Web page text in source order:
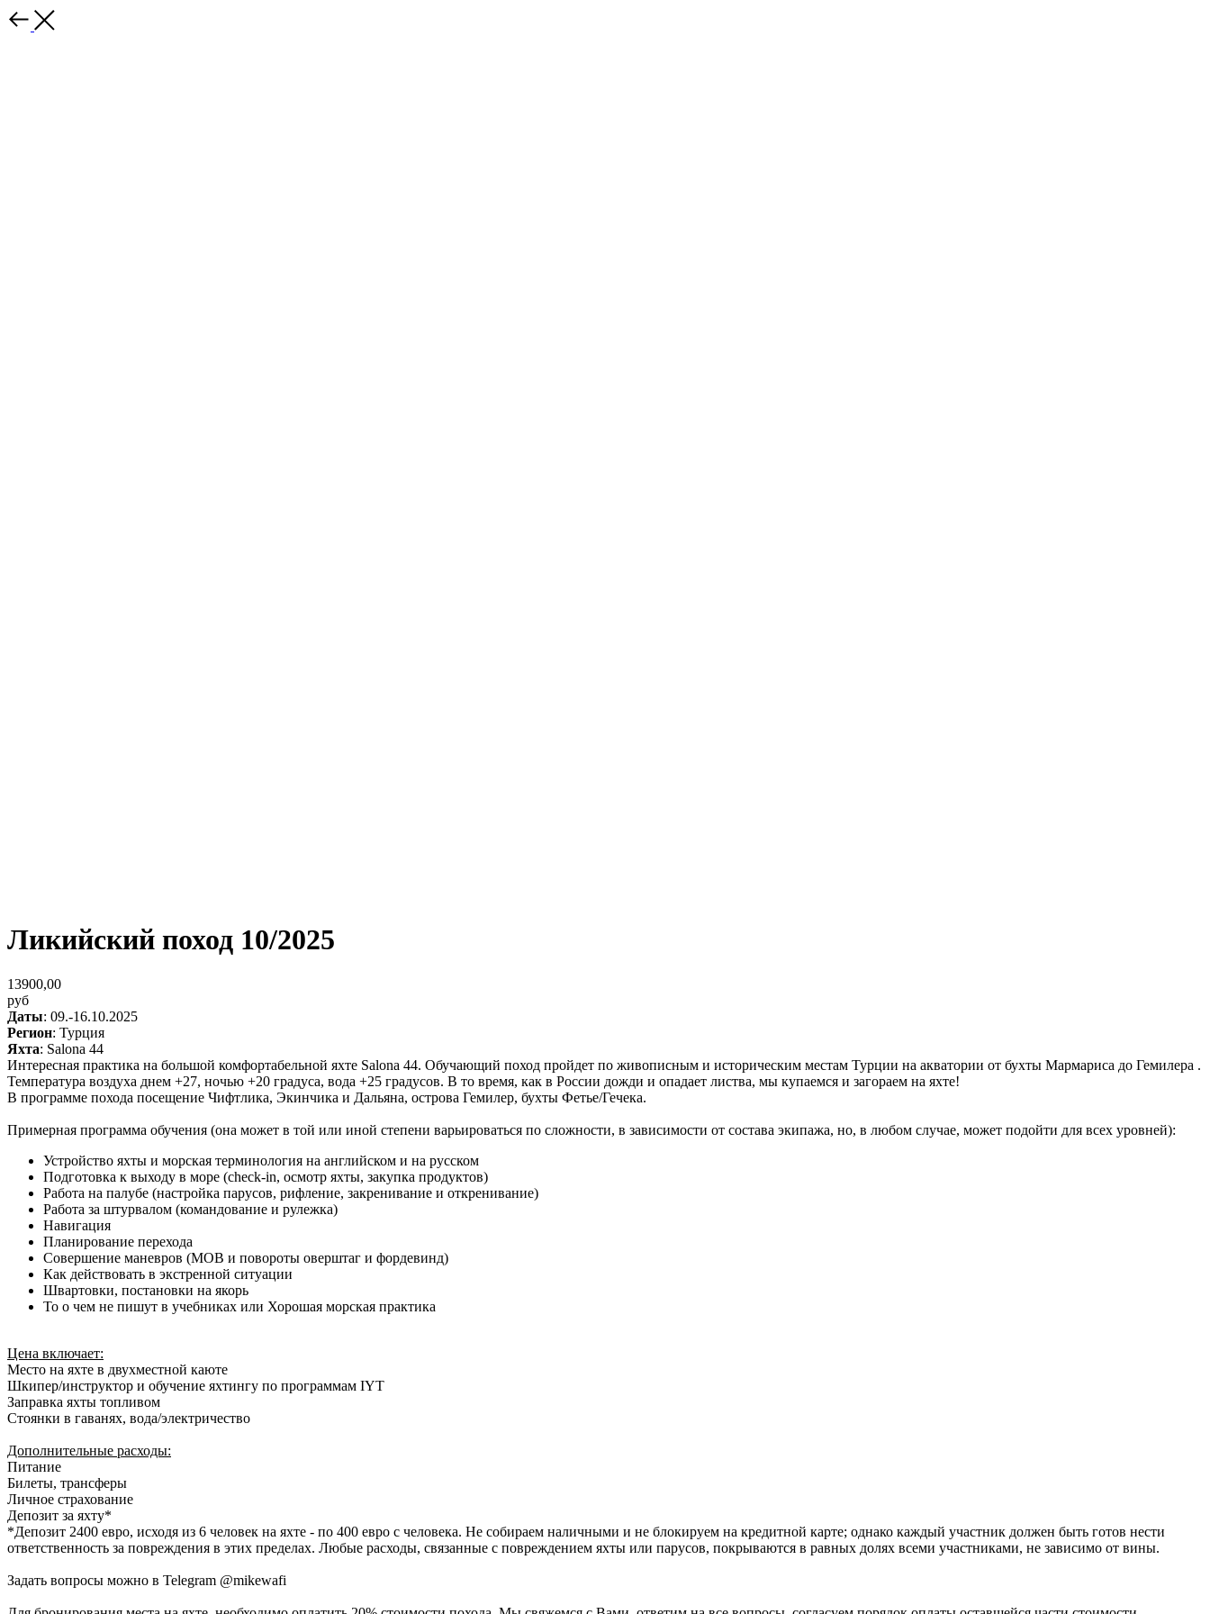
Ликийский поход 10/2025
13900,00
руб
Даты: 09.-16.10.2025
Регион: Турция
Яхта: Salona 44
Интересная практика на большой комфортабельной яхте Salona 44. Обучающий поход пройдет по живописным и историческим местам Турции на акватории от бухты Мармариса до Гемилера .
Температура воздуха днем +27, ночью +20 градуса, вода +25 градусов. В то время, как в России дожди и опадает листва, мы купаемся и загораем на яхте!
В программе похода посещение Чифтлика, Экинчика и Дальяна, острова Гемилер, бухты Фетье/Гечека.
Примерная программа обучения (она может в той или иной степени варьироваться по сложности, в зависимости от состава экипажа, но, в любом случае, может подойти для всех уровней):
Устройство яхты и морская терминология на английском и на русском
Подготовка к выходу в море (check-in, осмотр яхты, закупка продуктов)
Работа на палубе (настройка парусов, рифление, закренивание и откренивание)
Работа за штурвалом (командование и рулежка)
Навигация
Планирование перехода
Совершение маневров (MOB и повороты оверштаг и фордевинд)
Как действовать в экстренной ситуации
Швартовки, постановки на якорь
То о чем не пишут в учебниках или Хорошая морская практика
Цена включает:
Место на яхте в двухместной каюте
Шкипер/инструктор и обучение яхтингу по программам IYT
Заправка яхты топливом
Стоянки в гаванях, вода/электричество
Дополнительные расходы:
Питание
Билеты, трансферы
Личное страхование
Депозит за яхту*
*Депозит 2400 евро, исходя из 6 человек на яхте - по 400 евро с человека. Не собираем наличными и не блокируем на кредитной карте; однако каждый участник должен быть готов нести
ответственность за повреждения в этих пределах. Любые расходы, связанные с повреждением яхты или парусов, покрываются в равных долях всеми участниками, не зависимо от вины.
Задать вопросы можно в Telegram @mikewafi